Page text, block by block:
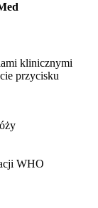
klinicznymi
przycisku
WHO